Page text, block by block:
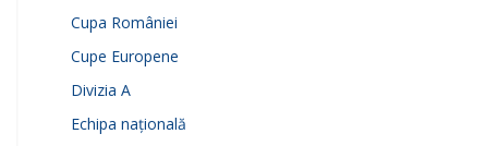
Cupa României
Cupe Europene
Divizia A
Echipa națională